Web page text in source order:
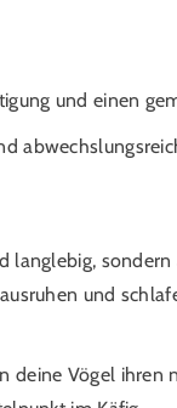
und einen
langlebig,
und
Vögel ihren